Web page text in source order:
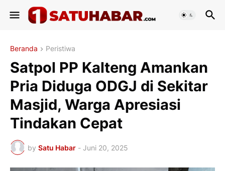
Beranda Peristiwa
Satpol PP Kalteng Amankan
Pria Diduga ODGJ di Sekitar
Masjid, Warga Apresiasi
Tindakan Cepat
by Satu Habar - Juni 20, 2025